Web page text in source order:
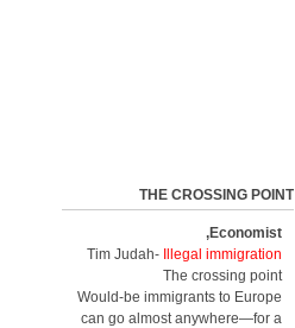
THE CROSSING POINT
Economist,
Tim Judah-
Illegal immigration
The crossing point
Would-be immigrants to Europe
can go almost anywhere—for a